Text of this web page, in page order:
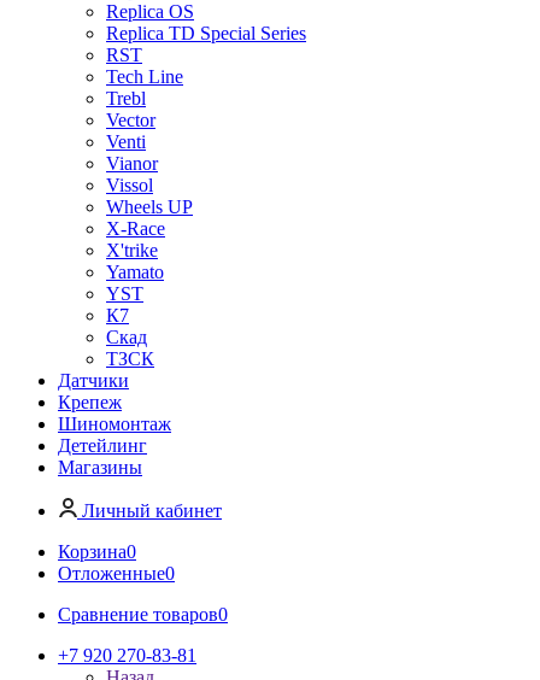
Replica OS
Replica TD Special Series
RST
Tech Line
Trebl
Vector
Venti
Vianor
Vissol
Wheels UP
X-Race
X'trike
Yamato
YST
К7
Скад
ТЗСК
Датчики
Крепеж
Шиномонтаж
Детейлинг
Магазины
Личный кабинет
Корзина0
Отложенные0
Сравнение товаров0
+7 920 270-83-81